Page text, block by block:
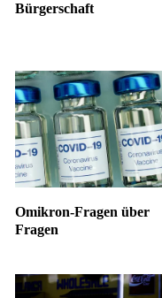
Bürgerschaft
Omikron-Fragen über
Fragen